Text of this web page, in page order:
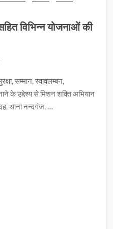
विभिन्न योजनाओं की
सम्मान, स्वावलम्बन,
के उद्देश्य से मिशन शक्ति अभियान
थाना नन्दगंज, …